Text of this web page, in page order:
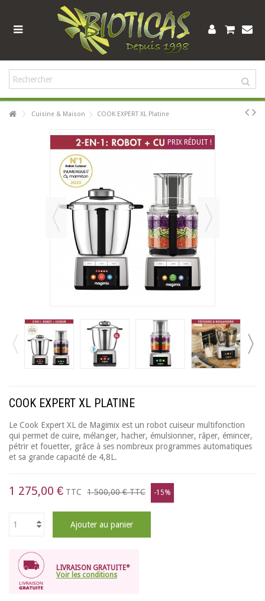
Cuisine & Maison COOK EXPERT XL Platine
PRIX RÉDUIT !
COOK EXPERT XL PLATINE
Le Cook Expert XL de Magimix est un robot cuiseur multifonction
qui permet de cuire, mélanger, hacher, émulsionner, râper, émincer,
pétrir et fouetter, grâce à ses nombreux programmes automatiques
et sa grande capacité de 4,8L.
1 275,00 € TTC 1 500,00 €TTC -15%
Ajouter au panier
LIVRAISON GRATUITE*
Voir les conditions